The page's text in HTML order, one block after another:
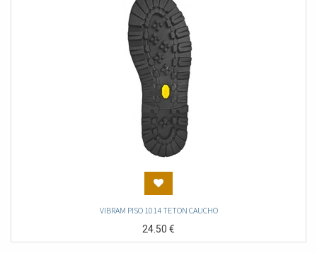
VIBRAM PISO 1014 TETON CAUCHO
24.50€